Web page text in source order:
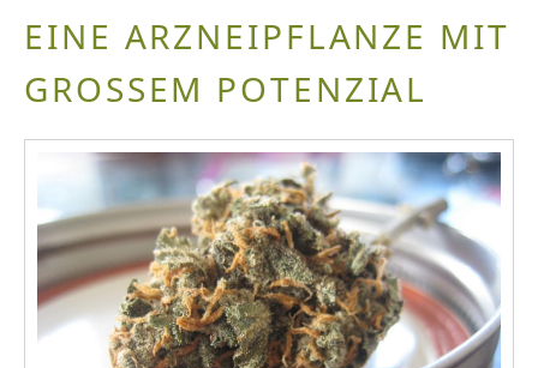
EINE ARZNEIPFLANZE MIT
GROSSEM POTENZIAL